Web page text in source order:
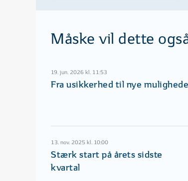
Måske vil dette
19. jun. 2026 kl. 11:53
Fra usikkerhed til nye
13. nov. 2025 kl. 10:00
Stærk start på årets sidste
kvartal